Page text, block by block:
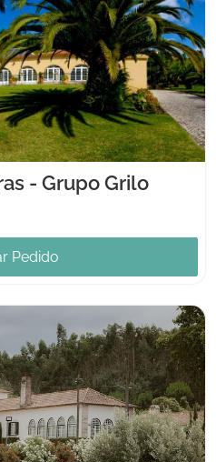
- Grupo Grilo
Pedido